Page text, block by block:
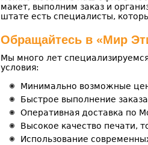
макет, выполним заказ и
штате есть специалисты,
Обращайтесь в «Мир
Мы много лет
условия:
Минимально возможные
Быстрое выполнение
Оперативная доставка по
Высокое качество печати,
Использование